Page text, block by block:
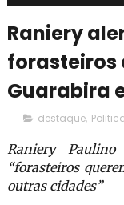
Raniery
forasteiros
Guarabira
destaque,
Raniery
“forasteiros
outras cidades”